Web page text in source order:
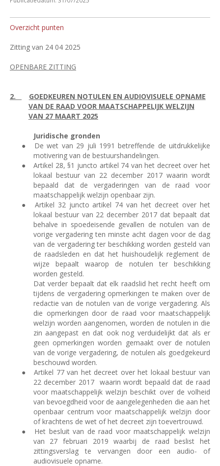
Overzicht punten
Zitting van 24 04 2025
OPENBARE ZITTING
2.
GOEDKEUREN NOTULEN EN AUDIOVISUELE OPNAME
VAN DE RAAD VOOR MAATSCHAPPELIJK WELZIJN
VAN 27 MAART 2025
Juridische gronden
●
De wet van 29 juli 1991 betreffende de uitdrukkelijke
motivering van de bestuurshandelingen.
●
Artikel 28, §1 juncto artikel 74 van het decreet over het
lokaal bestuur van 22 december 2017 waarin wordt
bepaald dat de vergaderingen van de raad voor
maatschappelijk welzijn openbaar zijn.
●
Artikel 32 juncto artikel 74 van het decreet over het
lokaal bestuur van 22 december 2017 dat bepaalt dat
behalve in spoedeisende gevallen de notulen van de
vorige vergadering ten minste acht dagen voor de dag
van de vergadering ter beschikking worden gesteld van
de raadsleden en dat het huishoudelijk reglement de
wijze bepaalt waarop de notulen ter beschikking
worden gesteld.
Dat verder bepaalt dat elk raadslid het recht heeft om
tijdens de vergadering opmerkingen te maken over de
redactie van de notulen van de vorige vergadering. Als
die opmerkingen door de raad voor maatschappelijk
welzijn worden aangenomen, worden de notulen in die
zin aangepast en dat ook nog verduidelijkt dat als er
geen opmerkingen worden gemaakt over de notulen
van de vorige vergadering, de notulen als goedgekeurd
beschouwd worden.
●
Artikel 77 van het decreet over het lokaal bestuur van
22 december 2017 waarin wordt bepaald dat de raad
voor maatschappelijk welzijn beschikt over de volheid
van bevoegdheid voor de aangelegenheden die aan het
openbaar centrum voor maatschappelijk welzijn door
of krachtens de wet of het decreet zijn toevertrouwd.
●
Het besluit van de raad voor maatschappelijk welzijn
van 27 februari 2019 waarbij de raad beslist het
zittingsverslag te vervangen door een audio- of
audiovisuele opname.